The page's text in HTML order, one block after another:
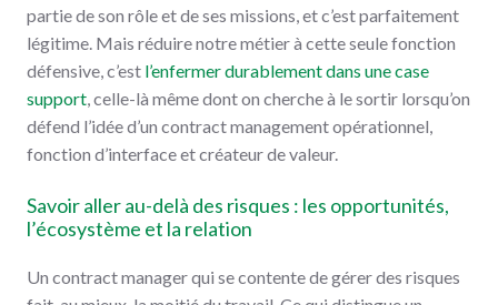
partie de son rôle et de ses missions, et c’est parfaitement
légitime. Mais réduire notre métier à cette seule fonction
défensive, c’est l’enfermer durablement dans une case
support, celle-là même dont on cherche à le sortir lorsqu’on
défend l’idée d’un contract management opérationnel,
fonction d’interface et créateur de valeur.
Savoir aller au-delà des risques : les opportunités,
l’écosystème et la relation
Un contract manager qui se contente de gérer des risques